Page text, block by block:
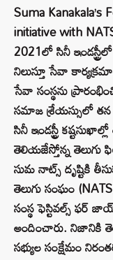
Suma Kanakala’s
initiative with
2021లో సినీ
నిలుస్తూ సేవా
సేవా సంస్థ‌ను
స‌మాజ శ్రేయ‌స్సులో
సినీ ఇండస్ట్రీ
తెలియ‌జేస్తోన్న తెలుగు
సుమ నాట్స్‌ దృష్టికి
తెలుగు సంఘం
సంస్థ ఫెస్టివల్స్ ఫ‌ర్
అందించారు. నిజానికి
సభ్యుల సంక్షేమం